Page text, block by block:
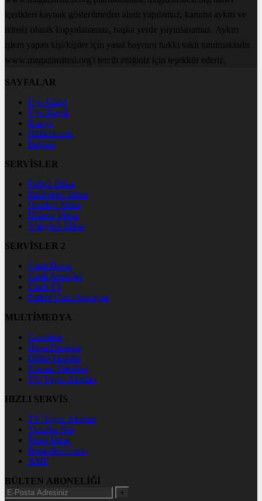
içerikleri kaynak gösterilmeden alıntı yapılamaz, kanuna aykırı ve
izinsiz olarak kopyalanamaz, başka yerde yayınlanamaz. Aykırı
işlem yapan kişi/kişiler için yasal başvuru hakkı saklı tutulmaktadır.
www.magazinsitesi.org'i tercih ettiğiniz için teşekkür ederiz.
SAYFALAR
Üye Girişi
Üye Kaydı
Künye
Hakkımızda
İletişim
SERVİSLER
Futbol İddaa
Basketbol İddaa
Hentbol İddaa
Bilardo İddaa
Voleybol İddaa
SERVİSLER 2
Canlı Borsa
Canlı Sonuçlar
Canlı TV
Futbol Canlı Sonuçlar
MULTİMEDYA
Gazeteler
Hava Durumu
Haber Gönder
Namaz Vakitleri
TV Yayın Akışları
HIZLI SERVİS
TV Yayın Akışları
Yazarlar Site
Tenis İddaa
Basketbol Canlı
AMP
BÜLTEN ABONELİĞİ
+